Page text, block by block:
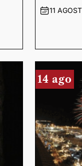
11
14 ago